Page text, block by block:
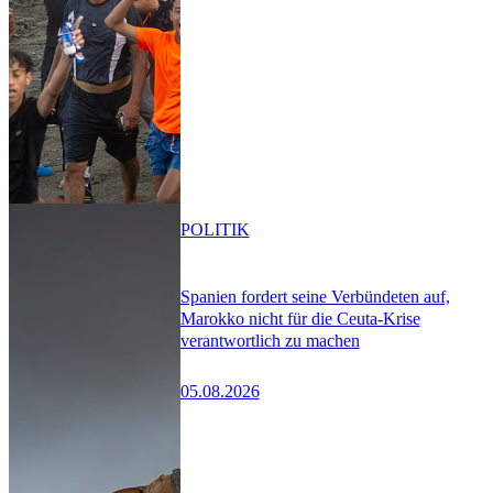
Spanien fordert seine Verbündeten auf,
Marokko nicht für die Ceuta-Krise
verantwortlich zu machen
05.08.2026
POLITIK